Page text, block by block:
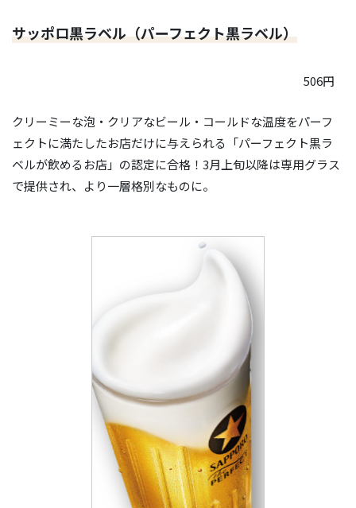
サッポロ黒ラベル（パーフェクト黒ラベル）
506円
クリーミーな泡・クリアなビール・コールドな温度をパーフ
ェクトに満たしたお店だけに与えられる「パーフェクト黒ラ
ベルが飲めるお店」の認定に合格！3月上旬以降は専用グラス
で提供され、より一層格別なものに。